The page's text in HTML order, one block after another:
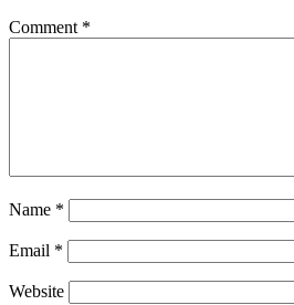
Comment *
Name *
Email *
Website